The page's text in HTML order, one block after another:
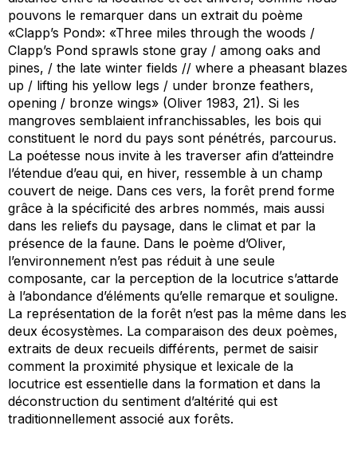
pouvons le remarquer dans un extrait du poème
«Clapp’s Pond»: «Three miles through the woods /
Clapp’s Pond sprawls stone gray / among oaks and
pines, / the late winter fields // where a pheasant blazes
up / lifting his yellow legs / under bronze feathers,
opening / bronze wings» (Oliver 1983, 21). Si les
mangroves semblaient infranchissables, les bois qui
constituent le nord du pays sont pénétrés, parcourus.
La poétesse nous invite à les traverser afin d’atteindre
l’étendue d’eau qui, en hiver, ressemble à un champ
couvert de neige. Dans ces vers, la forêt prend forme
grâce à la spécificité des arbres nommés, mais aussi
dans les reliefs du paysage, dans le climat et par la
présence de la faune. Dans le poème d’Oliver,
l’environnement n’est pas réduit à une seule
composante, car la perception de la locutrice s’attarde
à l’abondance d’éléments qu’elle remarque et souligne.
La représentation de la forêt n’est pas la même dans les
deux écosystèmes. La comparaison des deux poèmes,
extraits de deux recueils différents, permet de saisir
comment la proximité physique et lexicale de la
locutrice est essentielle dans la formation et dans la
déconstruction du sentiment d’altérité qui est
traditionnellement associé aux forêts.